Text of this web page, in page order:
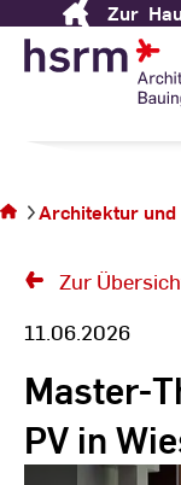
Content
Zur
sich auf
Meldung
Architektur
Zur
11.06.2026
Master-
PV in